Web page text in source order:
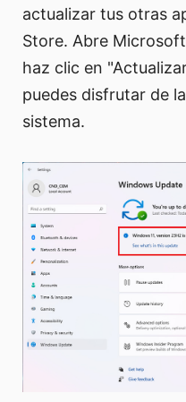
actualizar tus otras
Store. Abre
haz clic en
puedes disfrutar de
sistema.